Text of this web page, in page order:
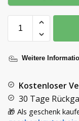
Weitere
Kostenloser
30 Tage
🎁 Als geschenk